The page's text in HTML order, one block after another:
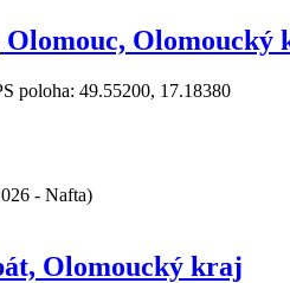
Olomoucký
poloha: 49.55200, 17.18380
- Nafta)
Olomoucký kraj